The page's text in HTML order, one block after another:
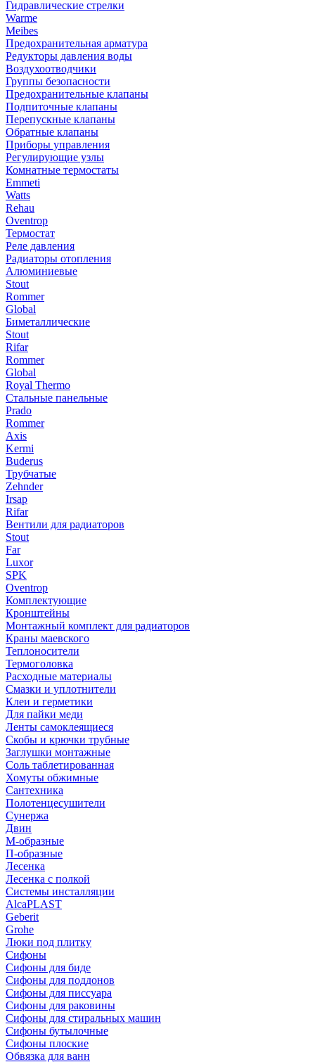
Гидравлические стрелки
Warme
Meibes
Предохранительная арматура
Редукторы давления воды
Воздухоотводчики
Группы безопасности
Предохранительные клапаны
Подпиточные клапаны
Перепускные клапаны
Обратные клапаны
Приборы управления
Регулирующие узлы
Комнатные термостаты
Emmeti
Watts
Rehau
Oventrop
Термостат
Реле давления
Радиаторы отопления
Алюминиевые
Stout
Rommer
Global
Биметаллические
Stout
Rifar
Rommer
Global
Royal Thermo
Стальные панельные
Prado
Rommer
Axis
Kermi
Buderus
Трубчатые
Zehnder
Irsap
Rifar
Вентили для радиаторов
Stout
Far
Luxor
SPK
Oventrop
Комплектующие
Кронштейны
Монтажный комплект для радиаторов
Краны маевского
Теплоносители
Термоголовка
Расходные материалы
Смазки и уплотнители
Клеи и герметики
Для пайки меди
Ленты самоклеящиеся
Скобы и крючки трубные
Заглушки монтажные
Соль таблетированная
Хомуты обжимные
Сантехника
Полотенцесушители
Сунержа
Двин
М-образные
П-образные
Лесенка
Лесенка с полкой
Системы инсталляции
AlcaPLAST
Geberit
Grohe
Люки под плитку
Сифоны
Сифoны для биде
Сифoны для поддонов
Сифoны для писсуара
Сифоны для раковины
Сифоны для стиральных машин
Сифоны бутылочные
Сифоны плоские
Обвязка для ванн